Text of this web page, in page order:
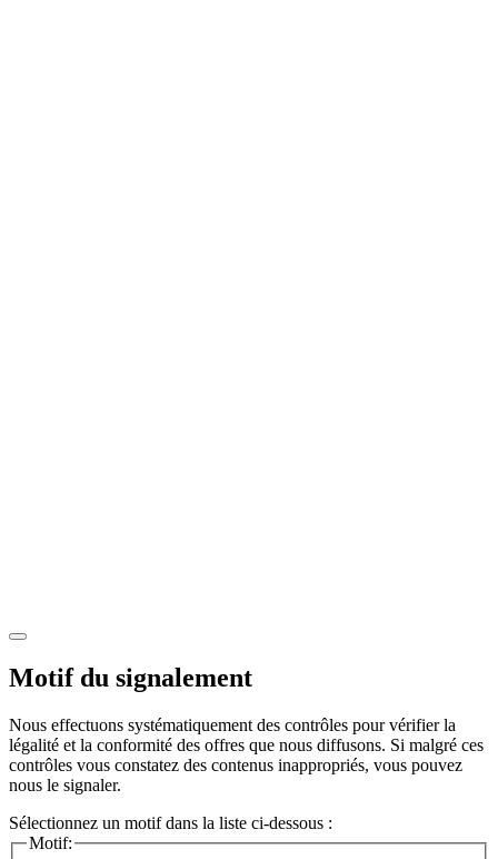
Motif du signalement
Nous effectuons systématiquement des contrôles pour vérifier la
légalité et la conformité des offres que nous diffusons. Si malgré ces
contrôles vous constatez des contenus inappropriés, vous pouvez
nous le signaler.
Sélectionnez un motif dans la liste ci-dessous :
Motif: